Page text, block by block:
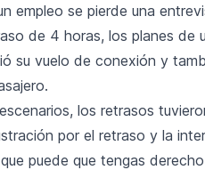
empleo se pierde una
de 4 horas, los planes de
su vuelo de conexión y
los retrasos
por el retraso y la
puede que tengas